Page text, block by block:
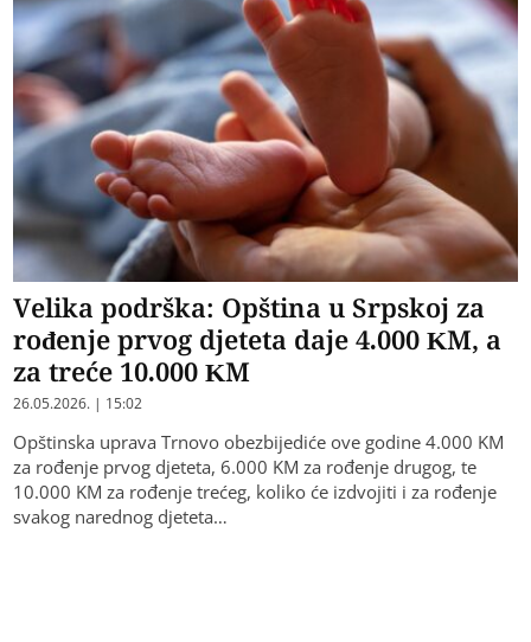
Velika podrška: Opština u Srpskoj za
rođenje prvog djeteta daje 4.000 KM, a
za treće 10.000 KM
26.05.2026. | 15:02
Opštinska uprava Trnovo obezbijediće ove godine 4.000 KM
za rođenje prvog djeteta, 6.000 KM za rođenje drugog, te
10.000 KM za rođenje trećeg, koliko će izdvojiti i za rođenje
svakog narednog djeteta…